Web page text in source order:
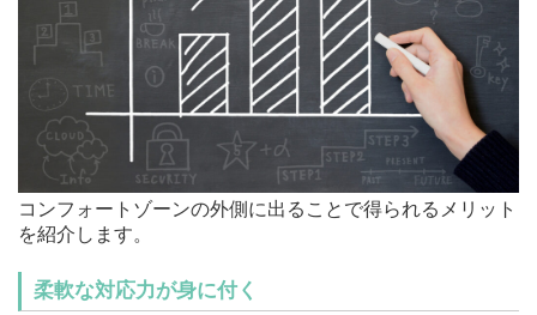
コンフォートゾーンの外側に出ることで得られるメリット
を紹介します。
柔軟な対応力が身に付く